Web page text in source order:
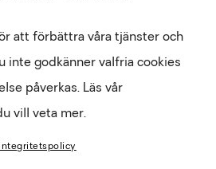
att förbättra våra tjänster och
inte godkänner valfria cookies
påverkas. Läs vår
vill veta mer.
Integritetspolicy
2026 Eldabutiken
FÖR BUTIK